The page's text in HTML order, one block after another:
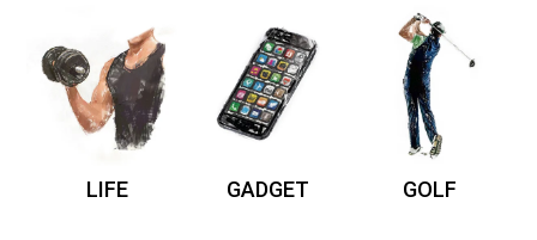
LIFE GADGET GOLF